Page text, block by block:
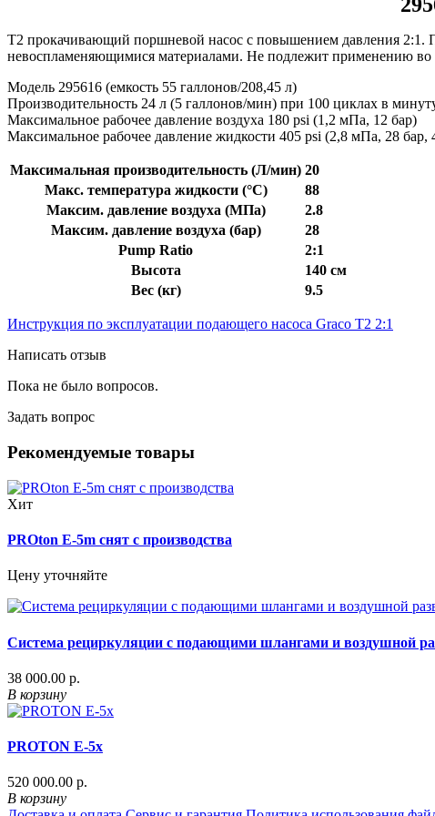
T2 прокачивающий поршневой насос с повышением давления 2:1.
невоспламеняющимися материалами. Не подлежит применению во
Модель 295616 (емкость 55 галлонов/208,45 л)
Производительность 24 л (5 галлонов/мин) при 100 циклах в
Максимальное рабочее давление воздуха 180 psi (1,2 мПa, 12 бар)
Максимальное рабочее давление жидкости 405 psi (2,8 мПa, 28 бар,
Максимальная производительность (Л/мин) 20
Макс. температура жидкости (°C)
88
Максим. давление воздуха (МПa)
2.8
Максим. давление воздуха (бар)
28
Pump Ratio
2:1
Высота
140 см
Вес (кг)
9.5
Инструкция по эксплуатации подающего насоса Graco T2 2:1
Написать отзыв
Пока не было вопросов.
Задать вопрос
Рекомендуемые товары
Хит
PROton Е-5m снят с производства
Цену уточняйте
Система рециркуляции с подающими шлангами и воздушной
38 000.00 р.
В корзину
PROTON E-5х
520 000.00 р.
В корзину